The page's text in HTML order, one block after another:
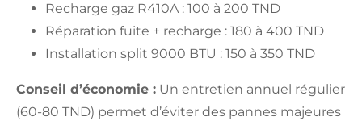
Recharge gaz R410A : 100 à 200 TND
Réparation fuite + recharge : 180 à 400 TND
Installation split 9000 BTU : 150 à 350 TND
Conseil d’économie : Un entretien annuel régulier
(60-80 TND) permet d’éviter des pannes majeures